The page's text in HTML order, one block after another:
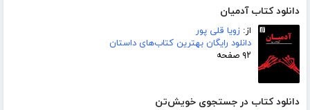
دانلود کتاب آدمیان
از: زویا قلی پور
دانلود رایگان بهترین کتاب‌های داستان
۹۲ صفحه
دانلود کتاب در جستجوی خویش‌تن